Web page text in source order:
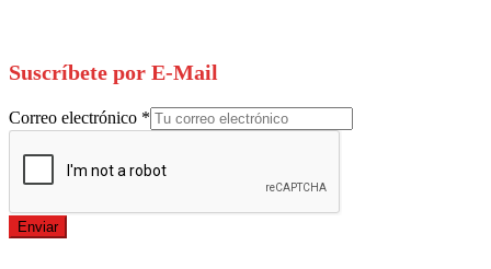
Suscríbete por E-Mail
Correo electrónico *
Enviar